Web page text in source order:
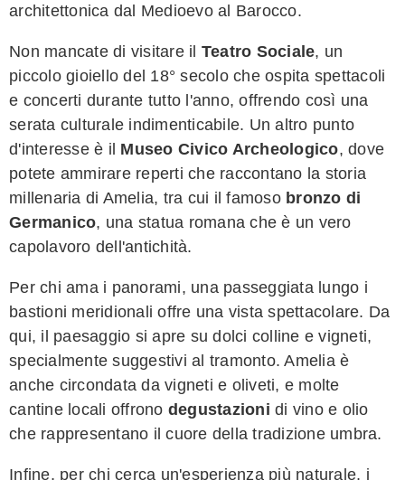
architettonica dal Medioevo al Barocco.
Non mancate di visitare il Teatro Sociale, un
piccolo gioiello del 18° secolo che ospita spettacoli
e concerti durante tutto l'anno, offrendo così una
serata culturale indimenticabile. Un altro punto
d'interesse è il Museo Civico Archeologico, dove
potete ammirare reperti che raccontano la storia
millenaria di Amelia, tra cui il famoso bronzo di
Germanico, una statua romana che è un vero
capolavoro dell'antichità.
Per chi ama i panorami, una passeggiata lungo i
bastioni meridionali offre una vista spettacolare. Da
qui, il paesaggio si apre su dolci colline e vigneti,
specialmente suggestivi al tramonto. Amelia è
anche circondata da vigneti e oliveti, e molte
cantine locali offrono degustazioni di vino e olio
che rappresentano il cuore della tradizione umbra.
Infine, per chi cerca un'esperienza più naturale, i